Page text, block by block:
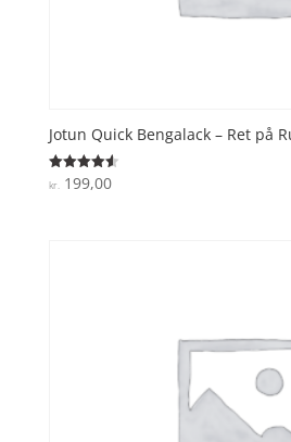
Jotun Quick Bengalack – Ret på
Vurderet
4.6
kr.199,00